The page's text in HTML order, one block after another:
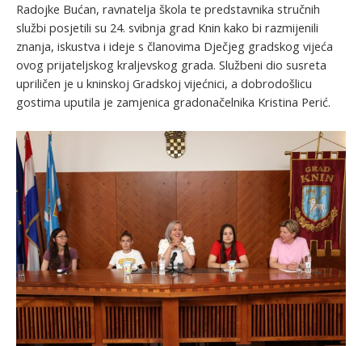
Radojke Bućan, ravnatelja škola te predstavnika stručnih
službi posjetili su 24. svibnja grad Knin kako bi razmijenili
znanja, iskustva i ideje s članovima Dječjeg gradskog vijeća
ovog prijateljskog kraljevskog grada. Službeni dio susreta
upriličen je u kninskoj Gradskoj vijećnici, a dobrodošlicu
gostima uputila je zamjenica gradonačelnika Kristina Perić.